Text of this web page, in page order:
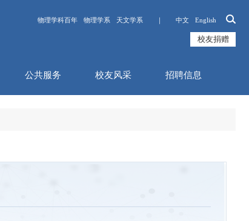
物理学科百年 物理学系 天文学系 ｜ 中文 English
校友捐赠
公共服务 校友风采 招聘信息